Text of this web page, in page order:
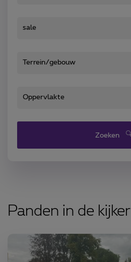
Zoeken
Panden in de kijker